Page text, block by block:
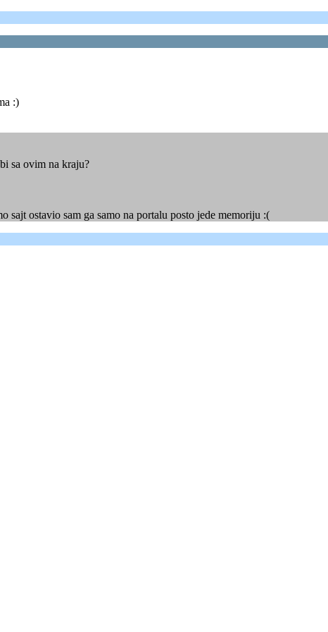
:)
sa ovim na kraju?
sajt ostavio sam ga samo na portalu posto jede memoriju :(